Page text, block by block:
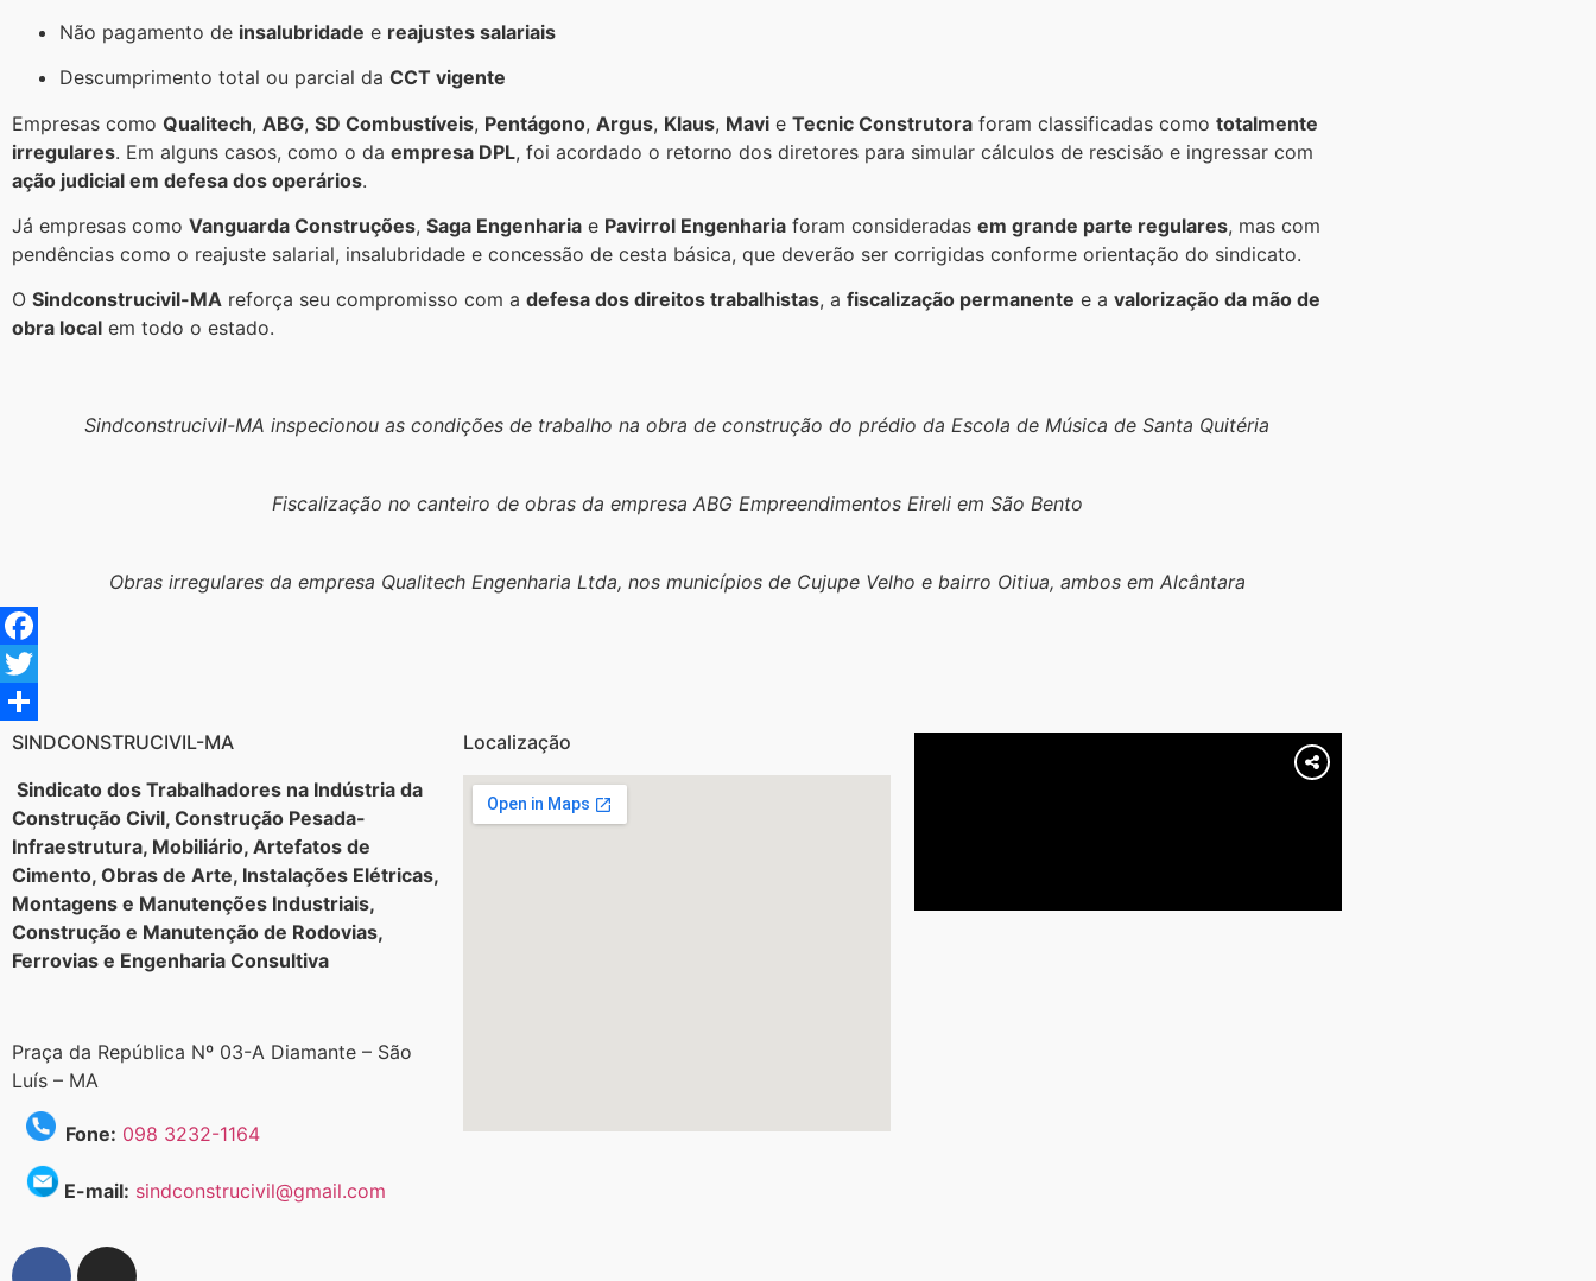
Não pagamento de insalubridade e reajustes salariais
Descumprimento total ou parcial da CCT vigente
Empresas como Qualitech, ABG, SD Combustíveis, Pentágono, Argus, Klaus, Mavi e Tecnic Construtora foram classificadas como totalmente
irregulares. Em alguns casos, como o da empresa DPL, foi acordado o retorno dos diretores para simular cálculos de rescisão e ingressar com
ação judicial em defesa dos operários.
Já empresas como Vanguarda Construções, Saga Engenharia e Pavirrol Engenharia foram consideradas em grande parte regulares, mas com
pendências como o reajuste salarial, insalubridade e concessão de cesta básica, que deverão ser corrigidas conforme orientação do sindicato.
O Sindconstrucivil-MA reforça seu compromisso com a defesa dos direitos trabalhistas, a fiscalização permanente e a valorização da mão de
obra local em todo o estado.
Sindconstrucivil-MA inspecionou as condições de trabalho na obra de construção do prédio da Escola de Música de Santa Quitéria
Fiscalização no canteiro de obras da empresa ABG Empreendimentos Eireli em São Bento
Obras irregulares da empresa Qualitech Engenharia Ltda, nos municípios de Cujupe Velho e bairro Oitiua, ambos em Alcântara
Facebook
Twitter
Share
SINDCONSTRUCIVIL-MA
Sindicato dos Trabalhadores na Indústria da
Construção Civil, Construção Pesada-
Infraestrutura, Mobiliário, Artefatos de
Cimento, Obras de Arte, Instalações Elétricas,
Montagens e Manutenções Industriais,
Construção e Manutenção de Rodovias,
Ferrovias e Engenharia Consultiva
Praça da República Nº 03-A Diamante – São
Luís – MA
Fone: 098 3232-1164
E-mail: sindconstrucivil@gmail.com
Localização